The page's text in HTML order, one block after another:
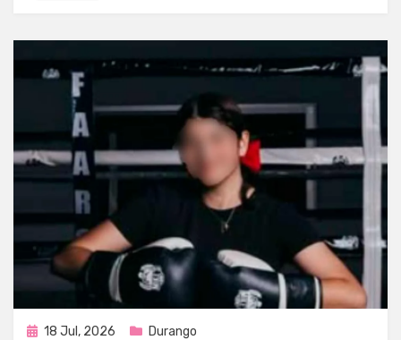
Publicada
18 Jul, 2026 Durango